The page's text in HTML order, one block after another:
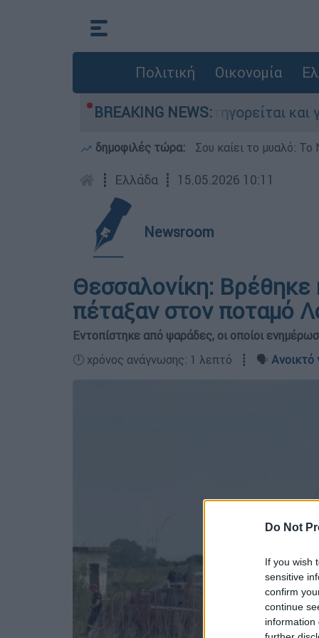
Do Not
If you wish
sensitive
confirm
continue
information
Πολιτική Οικονομία
BREAKING NEWS:
στην Ελλάδα - Κατηγορείται και για
δημοφιλές τώρα: Σου καίει το μυαλό:
┋ Ελλάδα ┋ 15.05.2026 10:11
Newsroom
Θεσσαλονίκη:
πέταξαν στον ποταμό
Εντοπίστηκε από ψαράδες, οι οποίοι
🕛 χρόνος ανάγνωσης: 1 λεπτό ┋ 🗣️ Ανοικτό